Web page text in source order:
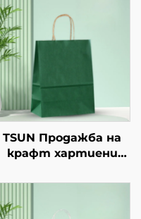
TSUN Продажба на
крафт хартиени
за упаковка
на храна за Нова
година/Коледа с